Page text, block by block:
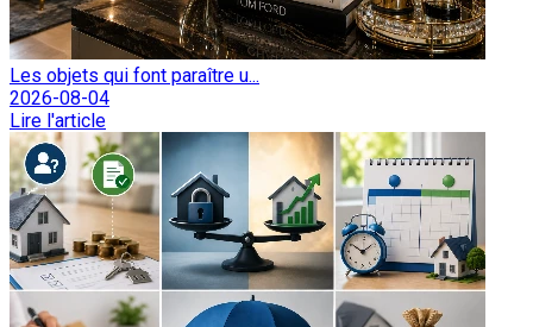
Les objets qui font paraître u...
2026-08-04
Lire l'article